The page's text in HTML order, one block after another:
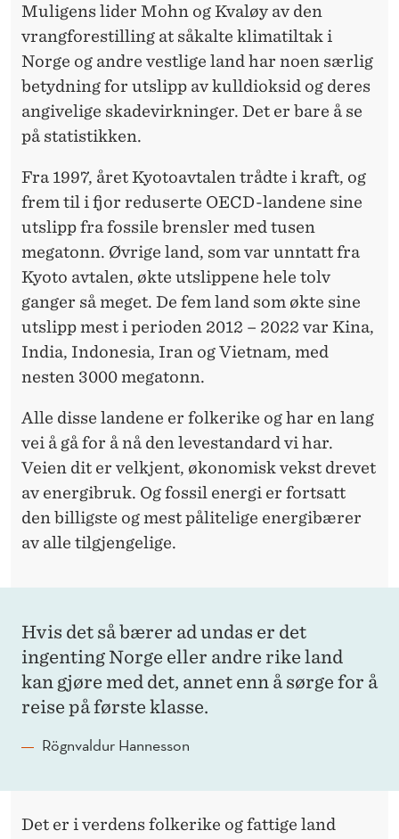
Muligens lider Mohn og Kvaløy av den
vrangforestilling at såkalte klimatiltak i
Norge og andre vestlige land har noen særlig
betydning for utslipp av kulldioksid og deres
angivelige skadevirkninger. Det er bare å se
på statistikken.
Fra 1997, året Kyotoavtalen trådte i kraft, og
frem til i fjor reduserte OECD-landene sine
utslipp fra fossile brensler med tusen
megatonn. Øvrige land, som var unntatt fra
Kyoto avtalen, økte utslippene hele tolv
ganger så meget. De fem land som økte sine
utslipp mest i perioden 2012 – 2022 var Kina,
India, Indonesia, Iran og Vietnam, med
nesten 3000 megatonn.
Alle disse landene er folkerike og har en lang
vei å gå for å nå den levestandard vi har.
Veien dit er velkjent, økonomisk vekst drevet
av energibruk. Og fossil energi er fortsatt
den billigste og mest pålitelige energibærer
av alle tilgjengelige.
Hvis det så bærer ad undas er det
ingenting Norge eller andre rike land
kan gjøre med det, annet enn å sørge for å
reise på første klasse.
Rögnvaldur Hannesson
Det er i verdens folkerike og fattige land